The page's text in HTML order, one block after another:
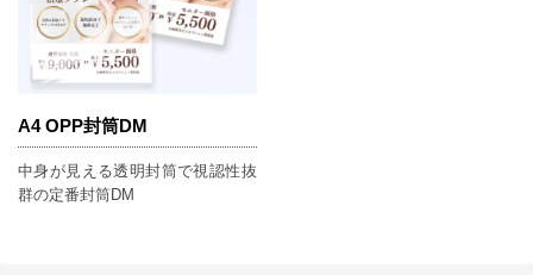
A4 OPP封筒DM
中身が見える透明封筒で視認性抜
群の定番封筒DM